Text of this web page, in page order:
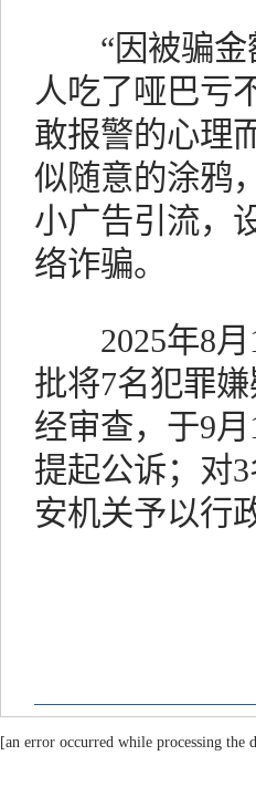
“因被骗金
人吃了哑巴亏
敢报警的心理
似随意的涂鸦
小广告引流，
络诈骗。
2025年8月
批将7名犯罪
经审查，于9
提起公诉；对
安机关予以行
[an error occurred while processing the